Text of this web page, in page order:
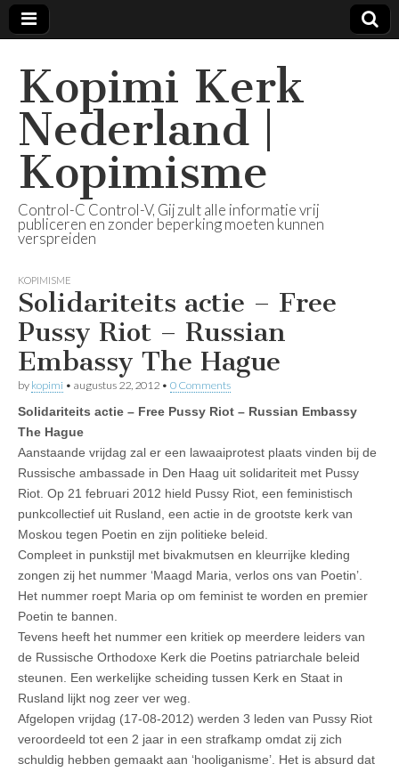
Kopimi Kerk
Nederland |
Kopimisme
Control-C Control-V, Gij zult alle informatie vrij
publiceren en zonder beperking moeten kunnen
verspreiden
KOPIMISME
Solidariteits actie – Free
Pussy Riot – Russian
Embassy The Hague
by kopimi • augustus 22, 2012 • 0 Comments
Solidariteits actie – Free Pussy Riot – Russian Embassy
The Hague
Aanstaande vrijdag zal er een lawaaiprotest plaats vinden bij de
Russische ambassade in Den Haag uit solidariteit met Pussy
Riot. Op 21 februari 2012 hield Pussy Riot, een feministisch
punkcollectief uit Rusland, een actie in de grootste kerk van
Moskou tegen Poetin en zijn politieke beleid.
Compleet in punkstijl met bivakmutsen en kleurrijke kleding
zongen zij het nummer ‘Maagd Maria, verlos ons van Poetin’.
Het nummer roept Maria op om feminist te worden en premier
Poetin te bannen.
Tevens heeft het nummer een kritiek op meerdere leiders van
de Russische Orthodoxe Kerk die Poetins patriarchale beleid
steunen. Een werkelijke scheiding tussen Kerk en Staat in
Rusland lijkt nog zeer ver weg.
Afgelopen vrijdag (17-08-2012) werden 3 leden van Pussy Riot
veroordeeld tot een 2 jaar in een strafkamp omdat zij zich
schuldig hebben gemaakt aan ‘hooliganisme’. Het is absurd dat